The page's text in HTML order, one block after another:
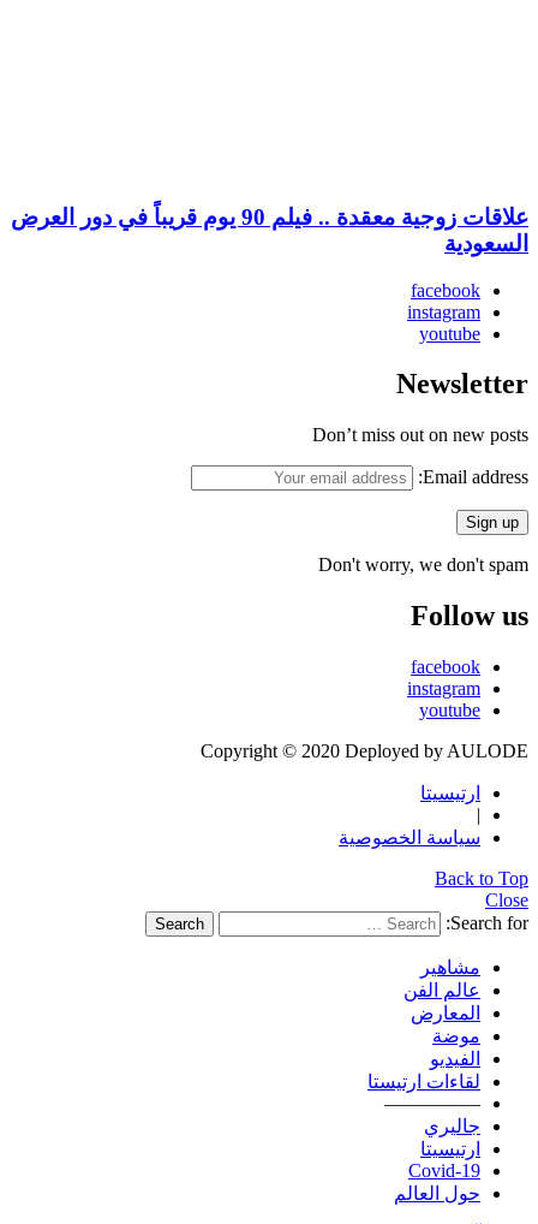
علاقات زوجية معقدة .. فيلم 90 يوم قريباً في دور العرض
السعودية
facebook
instagram
youtube
Newsletter
Don’t miss out on new posts
Email address:
Don't worry, we don't spam
Follow us
facebook
instagram
youtube
Copyright © 2020 Deployed by AULODE
ارتيسيتا
|
سياسة الخصوصية
Back to Top
Close
Search for:
Search
مشاهير
عالم الفن
المعارض
موضة
الفيديو
لقاءات ارتيستا
—————
جاليري
ارتيسيتا
Covid-19
حول العالم